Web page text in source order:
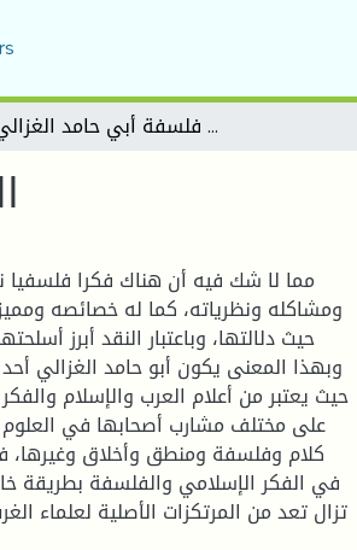
النزعة النقدية في فلسفة أبي حامد الغزالي
ومشاكله ونظرياته، كما له خصائصه
حيث دلالتها، وباعتبار النقد أبرز
وبهذا المعنى يكون أبو حامد الغزالي
حيث يعتبر من أعلام العرب والإسلام
على مختلف مشارب أصحابها في
كلام وفلسفة ومنطق وأخلاق وغيرها،
في الفكر الإسلامي والفلسفة بطريقة
تزال تعد من المرتكزات الأصلية لعلماء